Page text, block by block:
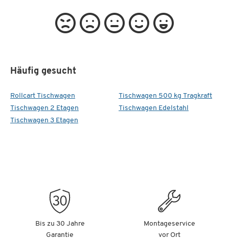
Häufig gesucht
Rollcart Tischwagen
Tischwagen 2 Etagen
Tischwagen 3 Etagen
Tischwagen 500 kg Tragkraft
Tischwagen Edelstahl
Bis zu 30 Jahre
Garantie
Montageservice
vor Ort